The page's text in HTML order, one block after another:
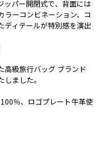
ッパー開閉式で、背面には
ラーコンビネーション、コ
ディテールが特別感を演出
高級旅行バッグ ブランド
ました。
％、ロゴプレート牛革使